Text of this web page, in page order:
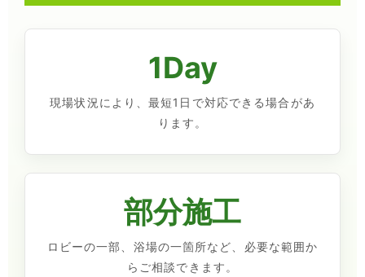
1Day
現場状況により、最短1日で対応できる場合があ
ります。
部分施工
ロビーの一部、浴場の一箇所など、必要な範囲か
らご相談できます。